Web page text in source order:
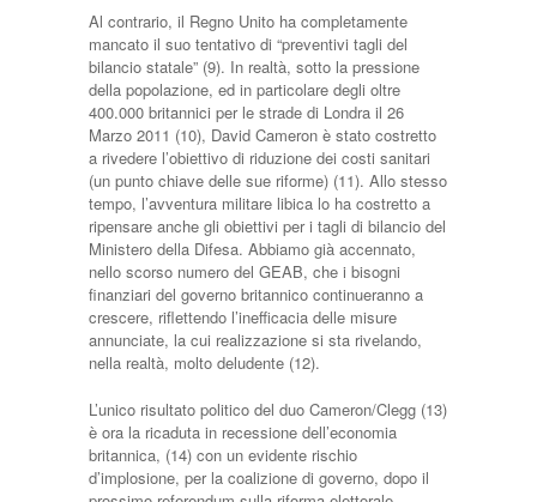
Al contrario, il Regno Unito ha completamente
mancato il suo tentativo di “preventivi tagli del
bilancio statale” (9). In realtà, sotto la pressione
della popolazione, ed in particolare degli oltre
400.000 britannici per le strade di Londra il 26
Marzo 2011 (10), David Cameron è stato costretto
a rivedere l’obiettivo di riduzione dei costi sanitari
(un punto chiave delle sue riforme) (11). Allo stesso
tempo, l’avventura militare libica lo ha costretto a
ripensare anche gli obiettivi per i tagli di bilancio del
Ministero della Difesa. Abbiamo già accennato,
nello scorso numero del GEAB, che i bisogni
finanziari del governo britannico continueranno a
crescere, riflettendo l’inefficacia delle misure
annunciate, la cui realizzazione si sta rivelando,
nella realtà, molto deludente (12).
L’unico risultato politico del duo Cameron/Clegg (13)
è ora la ricaduta in recessione dell’economia
britannica, (14) con un evidente rischio
d’implosione, per la coalizione di governo, dopo il